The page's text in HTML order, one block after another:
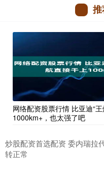
网络配资股票行情 比亚迪“
1000km+，也太强了吧
炒股配资首选配资 委内瑞拉
转正常